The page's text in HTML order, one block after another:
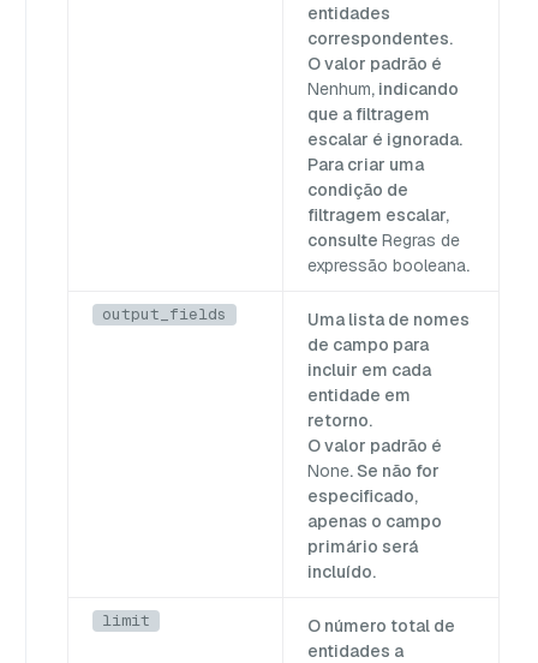
entidades
correspondentes.
O valor padrão é
Nenhum, indicando
que a filtragem
escalar é ignorada.
Para criar uma
condição de
filtragem escalar,
consulte Regras de
expressão booleana.
output_fields
Uma lista de nomes
de campo para
incluir em cada
entidade em
retorno.
O valor padrão é
None. Se não for
especificado,
apenas o campo
primário será
incluído.
limit
O número total de
entidades a